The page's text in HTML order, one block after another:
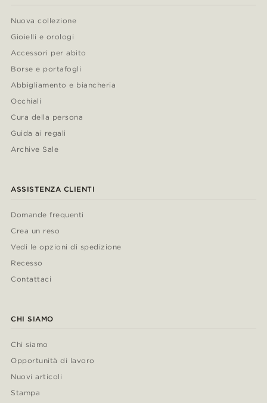
Nuova collezione
Gioielli e orologi
Accessori per abito
Borse e portafogli
Abbigliamento e biancheria
Occhiali
Cura della persona
Guida ai regali
Archive Sale
ASSISTENZA CLIENTI
Domande frequenti
Crea un reso
Vedi le opzioni di spedizione
Recesso
Contattaci
CHI SIAMO
Chi siamo
Opportunità di lavoro
Nuovi articoli
Stampa